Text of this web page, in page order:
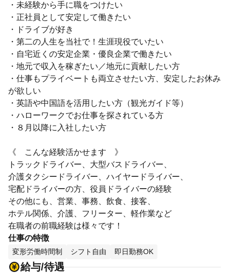
・未経験から手に職をつけたい
・正社員として安定して働きたい
・ドライブが好き
・第二の人生を当社で！生涯現役でいたい
・自宅近くの安定企業・優良企業で働きたい
・地元で収入を稼ぎたい／地元に貢献したい方
・仕事もプライベートも両立させたい方、安定したお休み
が欲しい
・英語や中国語を活用したい方（観光ガイド等）
・ハローワークでお仕事を探されている方
・８月以降に入社したい方
《 こんな経験活かせます 》
トラックドライバー、大型バスドライバー、
介護タクシードライバー、ハイヤードライバー、
宅配ドライバーの方、役員ドライバーの経験
その他にも、営業、事務、飲食、接客、
ホテル関係、介護、フリーター、軽作業など
在職者の前職経験は様々です！
仕事の特徴
変形労働時間制 シフト自由 即日勤務OK
給与/待遇